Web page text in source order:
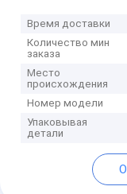
Время доставки
Количество мин
заказа
Место
происхождения
Номер модели
Упаковывая
детали